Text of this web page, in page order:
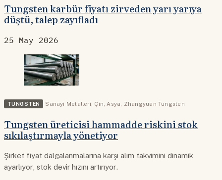
Tungsten karbür fiyatı zirveden yarı yarıya
düştü, talep zayıfladı
25 May 2026
TUNGSTEN Sanayi Metalleri Çin Asya Zhangyuan Tungsten
Tungsten üreticisi hammadde riskini stok
sıkılaştırmayla yönetiyor
Şirket fiyat dalgalanmalarına karşı alım takvimini dinamik
ayarlıyor, stok devir hızını artırıyor.